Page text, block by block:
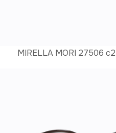
MIRELLA MORI 27506 c2